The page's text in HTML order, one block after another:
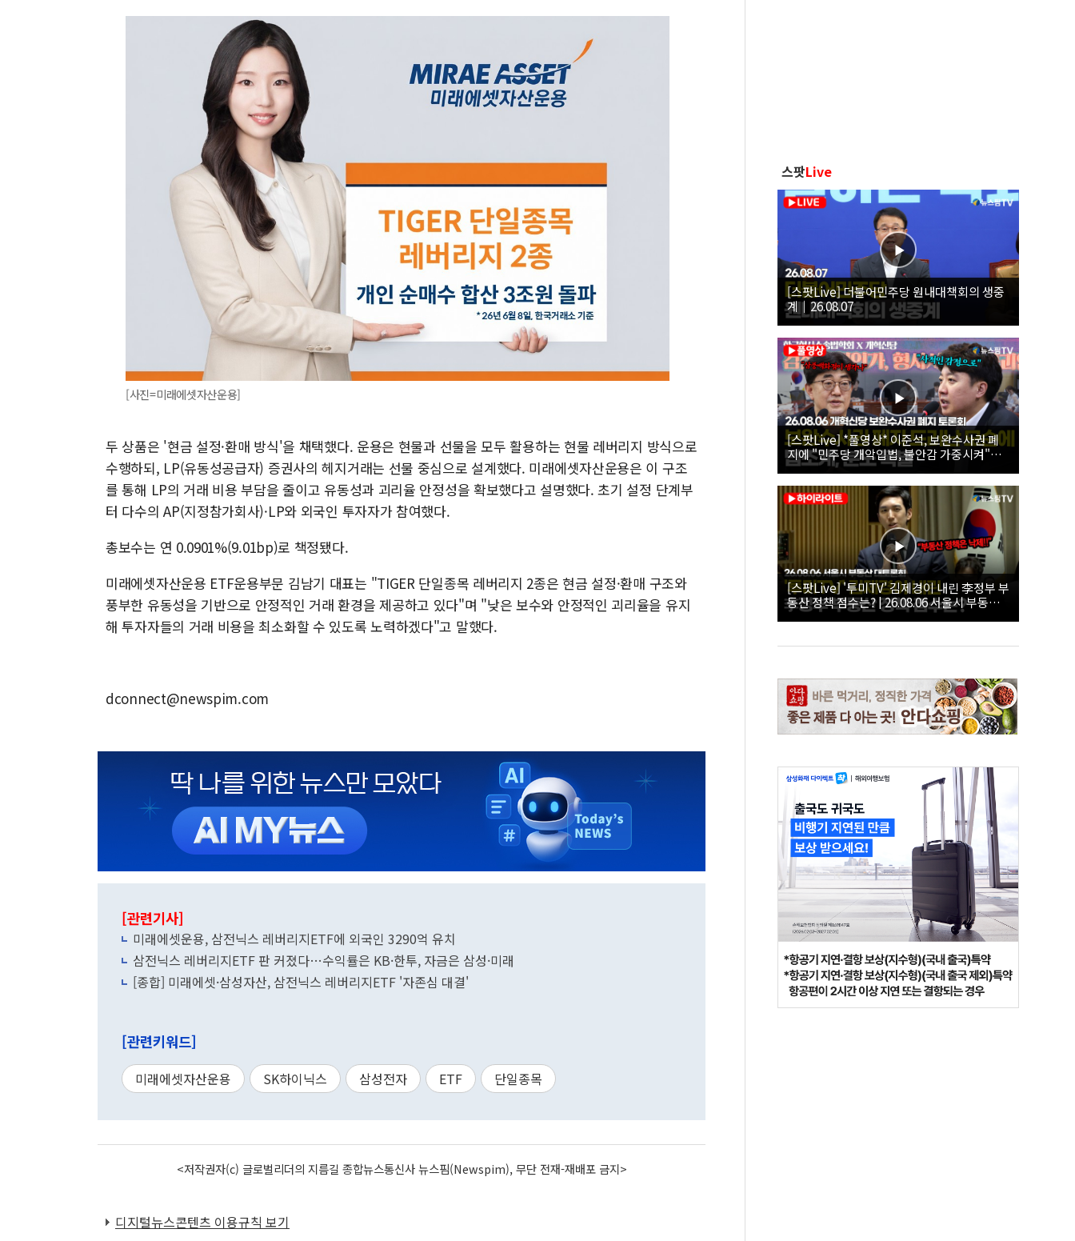
[사진=미래에셋자산운용]
두 상품은 '현금 설정·환매 방식'을 채택했다. 운용은 현물과 선물을 모두 활용하는 현물 레버리지 방식으로
수행하되, LP(유동성공급자) 증권사의 헤지거래는 선물 중심으로 설계했다. 미래에셋자산운용은 이 구조
를 통해 LP의 거래 비용 부담을 줄이고 유동성과 괴리율 안정성을 확보했다고 설명했다. 초기 설정 단계부
터 다수의 AP(지정참가회사)·LP와 외국인 투자자가 참여했다.
총보수는 연 0.0901%(9.01bp)로 책정됐다.
미래에셋자산운용 ETF운용부문 김남기 대표는 "TIGER 단일종목 레버리지 2종은 현금 설정·환매 구조와
풍부한 유동성을 기반으로 안정적인 거래 환경을 제공하고 있다"며 "낮은 보수와 안정적인 괴리율을 유지
해 투자자들의 거래 비용을 최소화할 수 있도록 노력하겠다"고 말했다.
dconnect@newspim.com
[관련기사]
미래에셋운용, 삼전닉스 레버리지ETF에 외국인 3290억 유치
삼전닉스 레버리지ETF 판 커졌다…수익률은 KB·한투, 자금은 삼성·미래
[종합] 미래에셋·삼성자산, 삼전닉스 레버리지ETF '자존심 대결'
[관련키워드]
미래에셋자산운용 SK하이닉스 삼성전자 ETF 단일종목
<저작권자(c) 글로벌리더의 지름길 종합뉴스통신사 뉴스핌(Newspim), 무단 전재-재배포 금지>
디지털뉴스콘텐츠 이용규칙 보기
스팟Live
[스팟Live] 더불어민주당 원내대책회의 생중
계｜26.08.07
[스팟Live] *풀영상* 이준석, 보완수사권 폐
지에 "민주당 개악입법, 불안감 가중시켜"｜
26.08.06 개혁신당 보완수사권 폐지 토론회
[스팟Live] '투미TV' 김제경이 내린 李정부 부
동산 정책 점수는? | 26.08.06 서울시 부동산
대토론회